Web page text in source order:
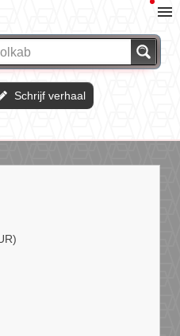
Schrijf verhaal